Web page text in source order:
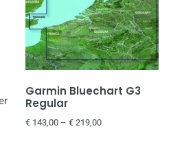
Garmin Bluechart G3
Regular
€ 143,00 – € 219,00